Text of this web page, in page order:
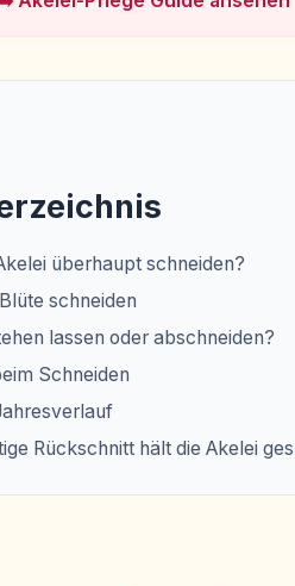
überhaupt schneiden?
schneiden
lassen oder abschneiden?
Schneiden
Rückschnitt hält die Akelei